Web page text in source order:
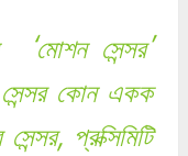
সেন্সর’
কোন একক
প্রক্সিমিটি